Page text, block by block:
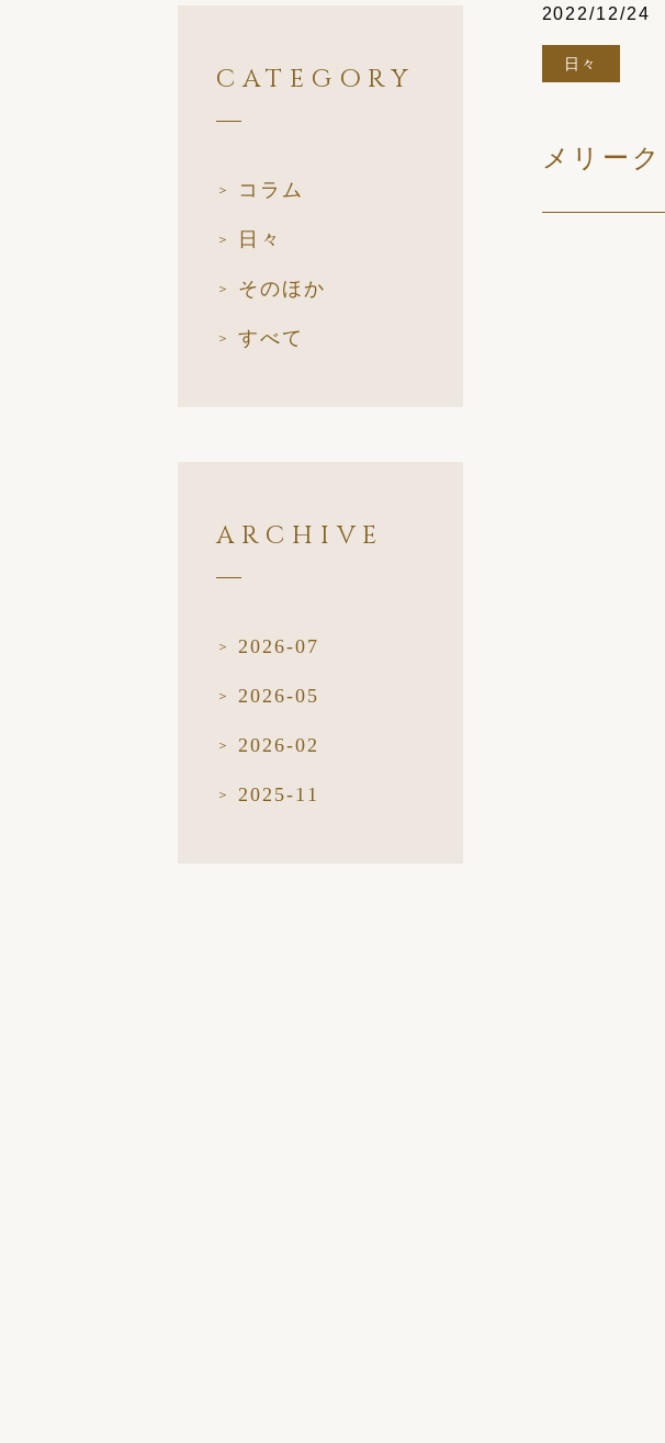
2022/12/24
日々
メリー
CATEGORY
コラム
日々
そのほか
すべて
ARCHIVE
2026-07
2026-05
2026-02
2025-11